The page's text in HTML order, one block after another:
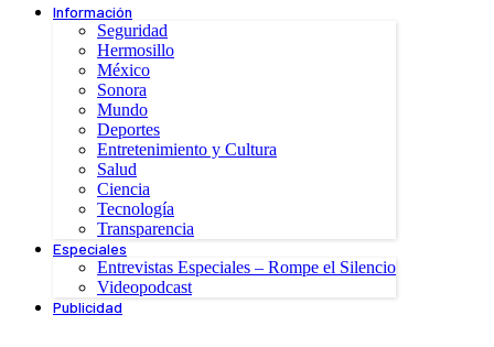
Información
Seguridad
Hermosillo
México
Sonora
Mundo
Deportes
Entretenimiento y Cultura
Salud
Ciencia
Tecnología
Transparencia
Especiales
Entrevistas Especiales – Rompe el Silencio
Videopodcast
Publicidad